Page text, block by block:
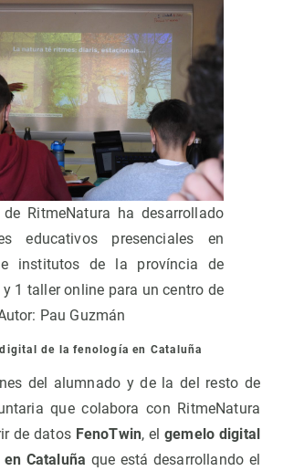
RitmeNatura ha desarrollado
educativos presenciales en
e institutos de la província de
y 1 taller online para un centro de
Pau Guzmán
de la fenología en Cataluña
del alumnado y de la del resto de
que colabora con RitmeNatura
de datos FenoTwin, elgemelo digital
Cataluña que está desarrollando el